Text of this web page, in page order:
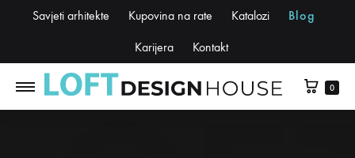
Savjeti arhitekte Kupovina na rate Katalozi Blog
Karijera Kontakt
0